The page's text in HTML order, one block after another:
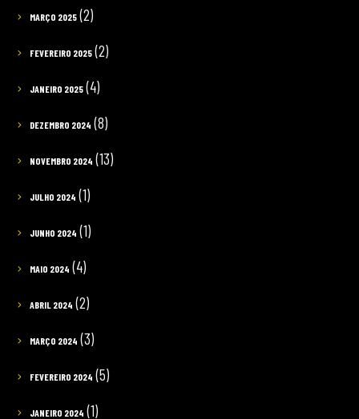
MARÇO 2025(2)
FEVEREIRO 2025(2)
JANEIRO 2025(4)
DEZEMBRO 2024 (8)
NOVEMBRO 2024 (13)
JULHO 2024 (1)
JUNHO 2024 (1)
MAIO 2024 (4)
ABRIL 2024 (2)
MARÇO 2024 (3)
FEVEREIRO 2024 (5)
JANEIRO 2024 (1)